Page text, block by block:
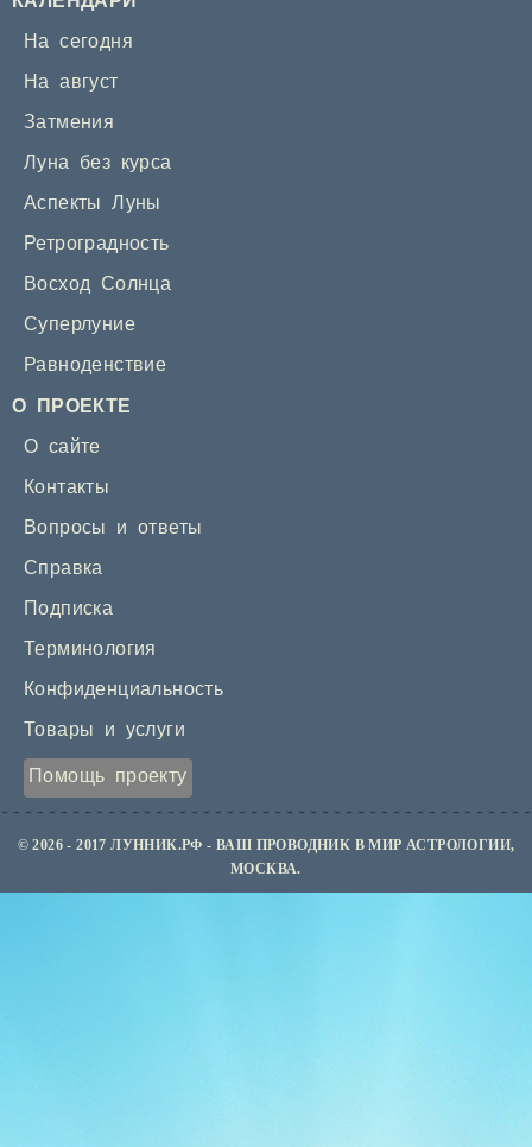
На сегодня
На август
Затмения
Луна без курса
Аспекты Луны
Ретроградность
Восход Солнца
Суперлуние
Равноденствие
О ПРОЕКТЕ
О сайте
Контакты
Вопросы и ответы
Справка
Подписка
Терминология
Конфиденциальность
Товары и услуги
Помощь проекту
© 2026 - 2017 ЛУННИК.РФ - ВАШ ПРОВОДНИК В МИР АСТРОЛОГИИ,
МОСКВА.